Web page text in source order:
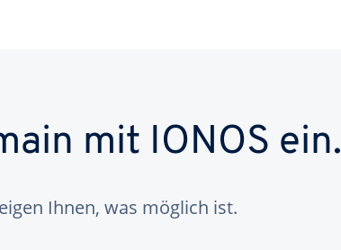
mit IONOS ein.
Ihnen, was möglich ist.